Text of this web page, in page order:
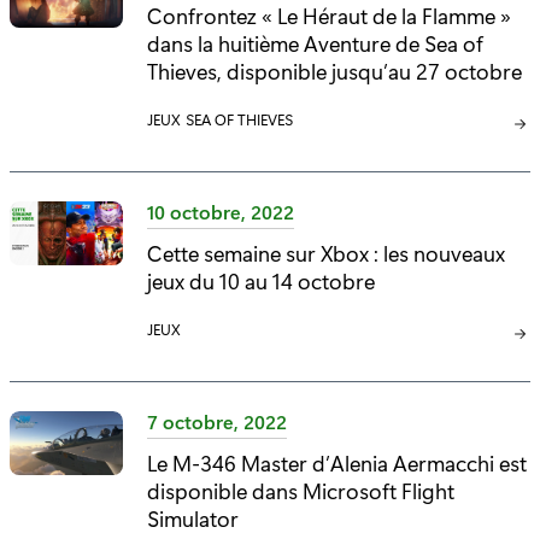
O
R
I
:
O
R
I
:
Confrontez « Le Héraut de la Flamme »
dans la huitième Aventure de Sea of
Thieves, disponible jusqu’au 27 octobre
C
T
G
O
R
E
JEUX C
T
G
O
R
SEA OF THIEVES
10 octobre, 2022
Cette semaine sur Xbox : les nouveaux
jeux du 10 au 14 octobre
C
T
G
O
R
I
JEUX
7 octobre, 2022
Le M-346 Master d’Alenia Aermacchi est
disponible dans Microsoft Flight
Simulator